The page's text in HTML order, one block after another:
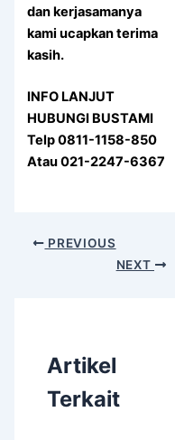
dan kerjasamanya
kami ucapkan terima
kasih.
INFO LANJUT
HUBUNGI BUSTAMI
Telp 0811-1158-850
Atau 021-2247-6367
PREVIOUS
NEXT
Artikel
Terkait